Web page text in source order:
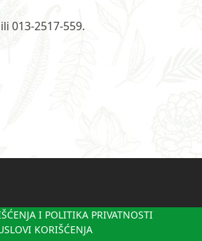
013-2517-559.
I POLITIKA PRIVATNOSTI
KORIŠĆENJA